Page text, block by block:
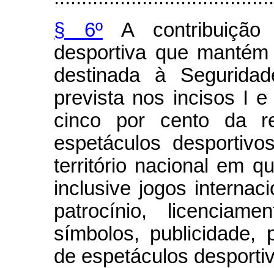
§ 6ºA contribuição
desportiva que
destinada à
prevista nos incisos I
cinco por cento da
espetáculos
território nacional em
inclusive jogos
patrocínio,
símbolos, publicidade,
de espetáculos